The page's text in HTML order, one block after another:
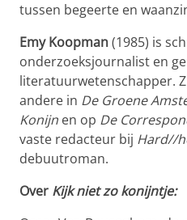
tussen begeerte en
Emy Koopman(1985) is
onderzoeksjournalist en
literatuurwetenschapper.
andere in De Groene
Konijn en op De
vaste redacteur bij Hard//
debuutroman.
Over Kijk niet zo konijntje: